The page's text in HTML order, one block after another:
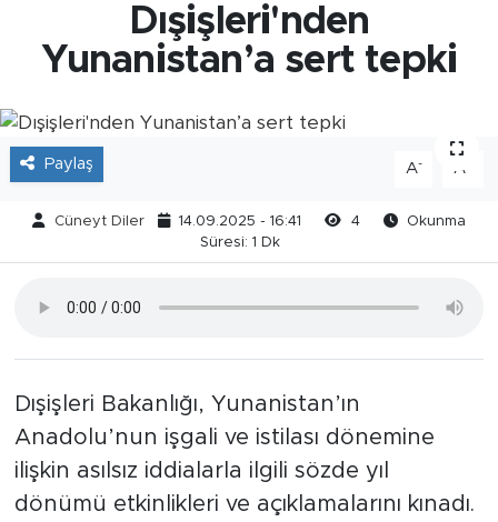
Dışişleri'nden
Yunanistan’a sert tepki
Paylaş A- A
Cüneyt Diler 14.09.2025 - 16:41 4
Okunma
Süresi: 1 Dk
Dışişleri Bakanlığı, Yunanistan’ın
Anadolu’nun işgali ve istilası dönemine
ilişkin asılsız iddialarla ilgili sözde yıl
dönümü etkinlikleri ve açıklamalarını kınadı.
Son Dakika Haberleri